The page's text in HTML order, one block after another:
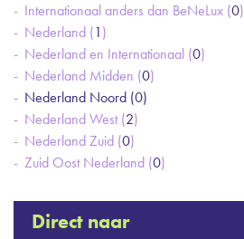
Internationaal anders dan BeNeLux (0)
Nederland (1)
Nederland en Internationaal (0)
Nederland Midden (0)
Nederland Noord (0)
Nederland West (2)
Nederland Zuid (0)
Zuid Oost Nederland (0)
Direct naar